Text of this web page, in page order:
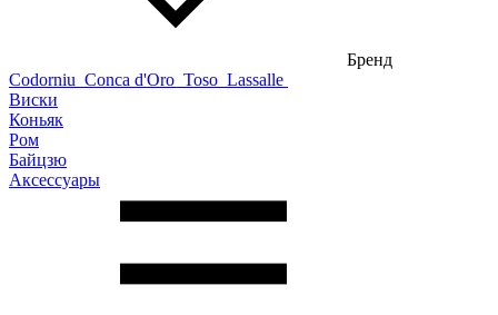
Бренд
Codorniu Conca d'Oro Toso Lassalle
Виски
Коньяк
Ром
Байцзю
Аксессуары